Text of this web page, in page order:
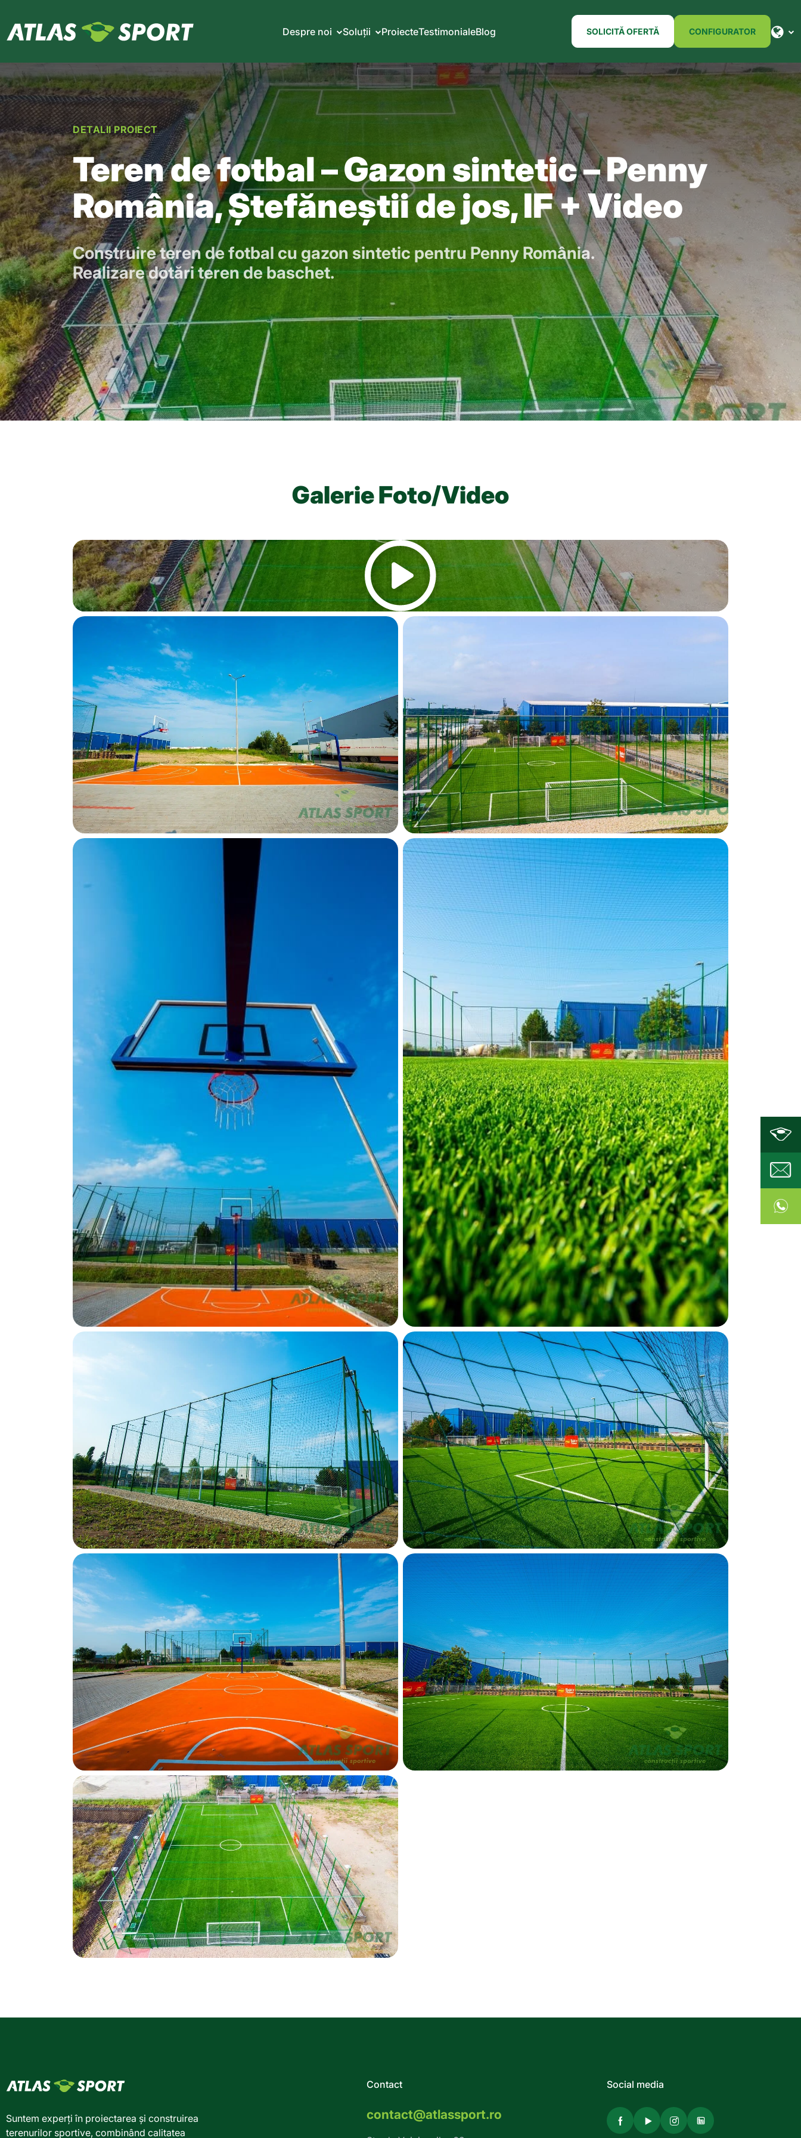
Despre noi Soluții ProiecteTestimonialeBlog SOLICITĂ OFERTĂ CONFIGURATOR
DETALII PROIECT
Teren de fotbal – Gazon sintetic – Penny
România, Ștefăneștii de jos, IF + Video
Construire teren de fotbal cu gazon sintetic pentru Penny România.
Realizare dotări teren de baschet.
Galerie Foto/Video
Suntem experți în proiectarea și construirea
terenurilor sportive, combinând calitatea
Contact
contact@atlassport.ro
Social media